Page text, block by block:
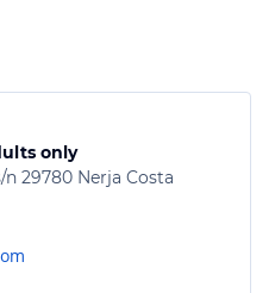
only
n 29780 Nerja Costa